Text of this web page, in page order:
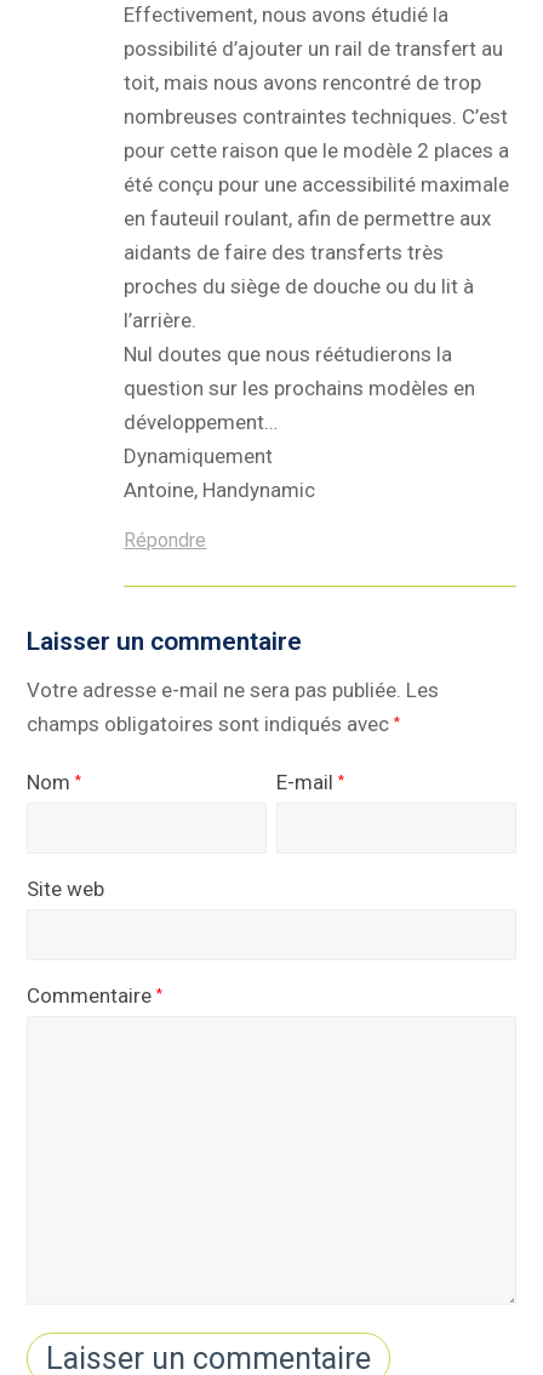
Effectivement, nous avons étudié la
possibilité d’ajouter un rail de transfert au
toit, mais nous avons rencontré de trop
nombreuses contraintes techniques. C’est
pour cette raison que le modèle 2 places a
été conçu pour une accessibilité maximale
en fauteuil roulant, afin de permettre aux
aidants de faire des transferts très
proches du siège de douche ou du lit à
l’arrière.
Nul doutes que nous réétudierons la
question sur les prochains modèles en
développement…
Dynamiquement
Antoine, Handynamic
Répondre
Laisser un commentaire
Votre adresse e-mail ne sera pas publiée. Les
champs obligatoires sont indiqués avec*
Nom* E-mail*
Site web
Commentaire*